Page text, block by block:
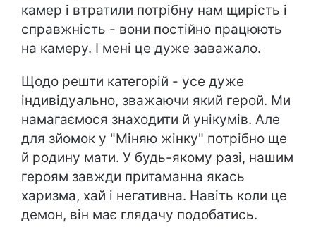
камер і втратили потрібну нам щирість і
справжність - вони постійно працюють
на камеру. І мені це дуже заважало.
Щодо решти категорій - усе дуже
індивідуально, зважаючи який герой. Ми
намагаємося знаходити й унікумів. Але
для зйомок у "Міняю жінку" потрібно ще
й родину мати. У будь-якому разі, нашим
героям завжди притаманна якась
харизма, хай і негативна. Навіть коли це
демон, він має глядачу подобатись.